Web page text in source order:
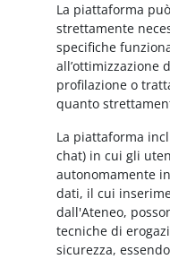
La piattaforma
strettamente
specifiche
all’ottimizzazione
profilazione o
quanto
La piattaforma
chat) in cui gli
autonomamente
dati, il cui
dall'Ateneo,
tecniche di
sicurezza,